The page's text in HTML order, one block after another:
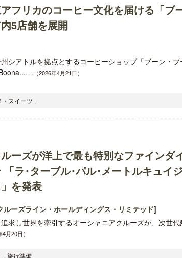
フリカのコーヒー文化を届ける「ブ
5店舗を展開
シアトルを拠点とするコーヒーショップ「ブーン・ブ
.....（2026年4月21日）
スイーツ ,
ーズが洋上で最も特別なファインダ
ラ･ターブル･パル･メートルキュイ
を発表
ルーズライン・ホールディングス・リミテッド]
求し世界を牽引するオーシャニアクルーズが、次世代
月20日）
, 旅行準備